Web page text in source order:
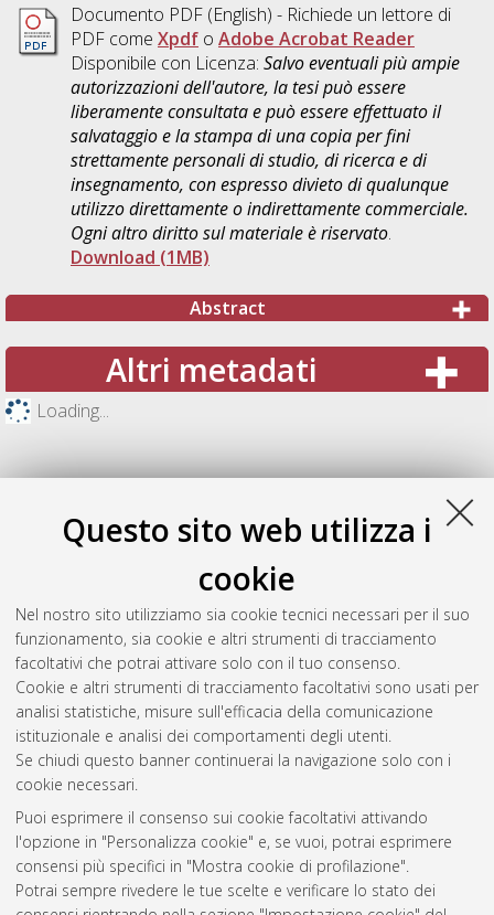
Questo sito web utilizza i
cookie
Nel nostro sito utilizziamo sia cookie tecnici necessari per il suo
funzionamento, sia cookie e altri strumenti di tracciamento
facoltativi che potrai attivare solo con il tuo consenso.
Cookie e altri strumenti di tracciamento facoltativi sono usati per
analisi statistiche, misure sull'efficacia della comunicazione
istituzionale e analisi dei comportamenti degli utenti.
Se chiudi questo banner continuerai la navigazione solo con i
cookie necessari.
Puoi esprimere il consenso sui cookie facoltativi attivando
l'opzione in "Personalizza cookie" e, se vuoi, potrai esprimere
consensi più specifici in "Mostra cookie di profilazione".
Potrai sempre rivedere le tue scelte e verificare lo stato dei
Documento PDF(English) - Richiede un lettore di
PDF come Xpdfo Adobe Acrobat Reader
Disponibile con Licenza: Salvo eventuali più ampie
autorizzazioni dell'autore, la tesi può essere
liberamente consultata e può essere effettuato il
salvataggio e la stampa di una copia per fini
strettamente personali di studio, di ricerca e di
insegnamento, con espresso divieto di qualunque
utilizzo direttamente o indirettamente commerciale.
Ogni altro diritto sul materiale è riservato.
Download (1MB)
Abstract
Altri metadati
Loading...
Gestione del documento:
Atom
Rss 1.0
Rss 2.0